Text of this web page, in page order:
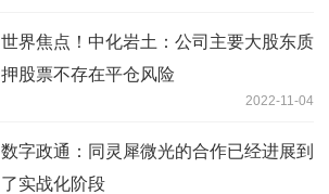
世界焦点！中化岩土：公司主要大股东质
押股票不存在平仓风险
2022-11-04
数字政通：同灵犀微光的合作已经进展到
了实战化阶段